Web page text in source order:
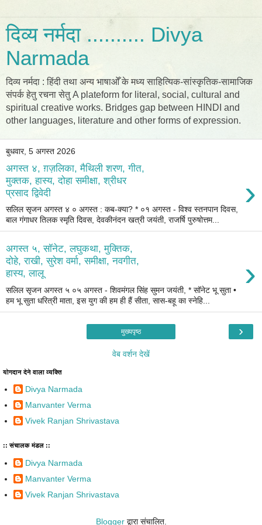
दिव्य नर्मदा .......... Divya
Narmada
दिव्य नर्मदा : हिंदी तथा अन्य भाषाओँ के मध्य साहित्यिक-सांस्कृतिक-सामाजिक
संपर्क हेतु रचना सेतु A plateform for literal, social, cultural and
spiritual creative works. Bridges gap between HINDI and
other languages, literature and other forms of expression.
बुधवार, 5 अगस्त 2026
अगस्त ४, ग़ज़लिका, मैथिली शरण, गीत,
मुक्तक, हास्य, दोहा समीक्षा, श्रीधर
प्रसाद द्विवेदी
›
सलिल सृजन अगस्त ४ ० अगस्त : कब-क्या? * ०१ अगस्त - विश्व स्तनपान दिवस,
बाल गंगाधर तिलक स्मृति दिवस, देवकीनंदन खत्री जयंती, राजर्षि पुरुषोत्तम...
अगस्त ५, सॉनेट, लघुकथा, मुक्तिक,
दोहे, राखी, सुरेश वर्मा, समीक्षा, नवगीत,
हास्य, लालू
›
सलिल सृजन अगस्त ५ ०५ अगस्त - शिवमंगल सिंह सुमन जयंती, * सॉनेट भू सुता •
हम भू सुता धरित्री माता, इस युग की हम ही हैं सीता, सास-बहू का स्नेहि...
›
मुख्यपृष्ठ
वेब वर्शन देखें
योगदान देने वाला व्यक्ति
Divya Narmada
Manvanter Verma
Vivek Ranjan Shrivastava
:: संचालक मंडल ::
Divya Narmada
Manvanter Verma
Vivek Ranjan Shrivastava
Bloggerद्वारा संचालित.